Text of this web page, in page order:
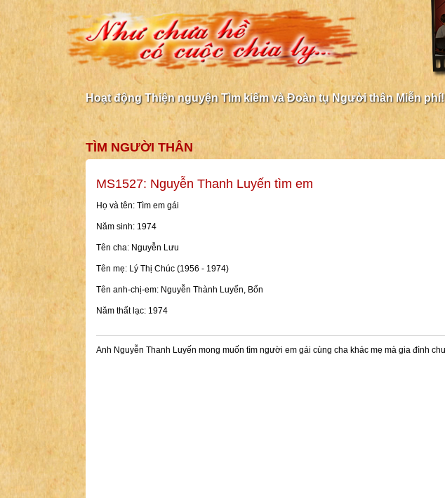
Hoạt động Thiện nguyện Tìm kiếm và Đoàn tụ Người thân Miễn phí!
TÌM NGƯỜI THÂN
MS1527: Nguyễn Thanh Luyến tìm em
Họ và tên: Tìm em gái
Năm sinh: 1974
Tên cha: Nguyễn Lưu
Tên mẹ: Lý Thị Chúc (1956 - 1974)
Tên anh-chị-em: Nguyễn Thành Luyến, Bổn
Năm thất lạc: 1974
Anh Nguyễn Thanh Luyến mong muốn tìm người em gái cùng cha khác mẹ mà gia đình